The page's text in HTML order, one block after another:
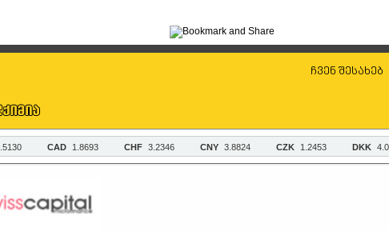
ჩვენ შესახებ